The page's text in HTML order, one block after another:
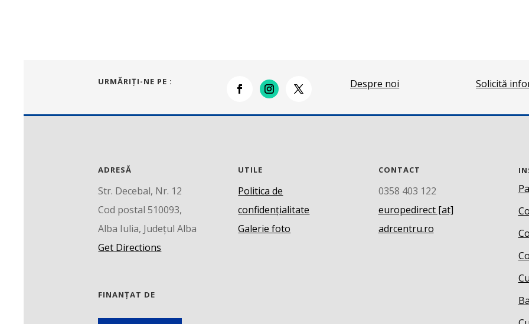
URMĂRIŢI-NE PE : Despre noi Solicită
ADRESĂ
Str. Decebal, Nr. 12
Cod postal 510093,
Alba Iulia, Județul Alba
Get Directions
UTILE
Politica de
confidențialitate
Galerie foto
CONTACT
0358 403 122
europedirect [at]
adrcentru.ro
FINANȚAT DE